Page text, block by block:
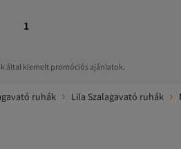
1
által kiemelt promóciós ajánlatok.
ruhák Lila Szalagavató ruhák